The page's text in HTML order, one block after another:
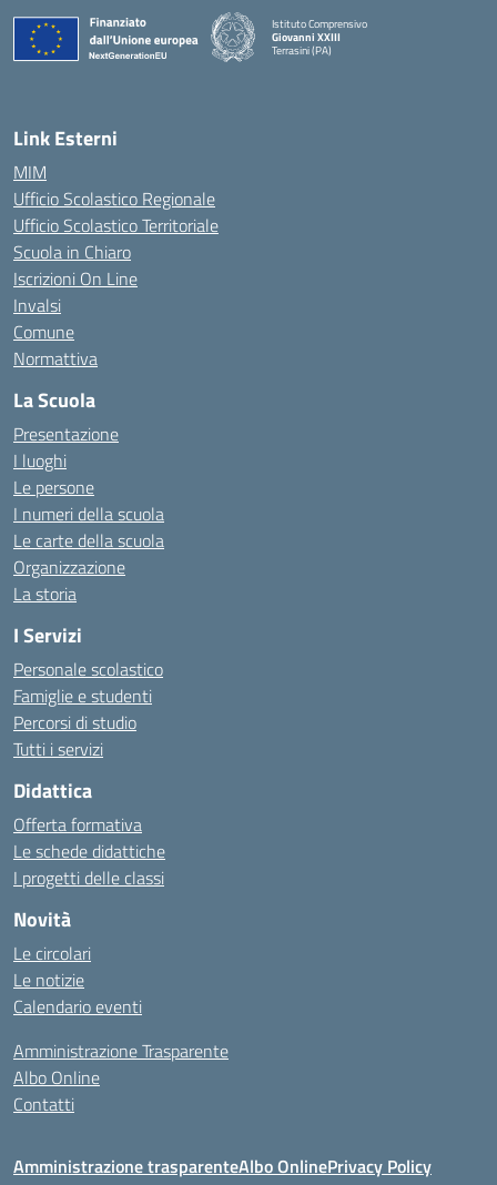
Istituto Comprensivo
Giovanni XXIII
Terrasini (PA)
Link Esterni
MIM
Ufficio Scolastico Regionale
Ufficio Scolastico Territoriale
Scuola in Chiaro
Iscrizioni On Line
Invalsi
Comune
Normattiva
La Scuola
Presentazione
I luoghi
Le persone
I numeri della scuola
Le carte della scuola
Organizzazione
La storia
I Servizi
Personale scolastico
Famiglie e studenti
Percorsi di studio
Tutti i servizi
Didattica
Offerta formativa
Le schede didattiche
I progetti delle classi
Novità
Le circolari
Le notizie
Calendario eventi
Amministrazione Trasparente
Albo Online
Contatti
Amministrazione trasparenteAlbo OnlinePrivacy Policy